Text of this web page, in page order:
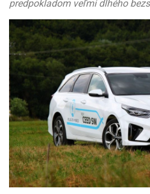
predpokladom veľmi dlhého